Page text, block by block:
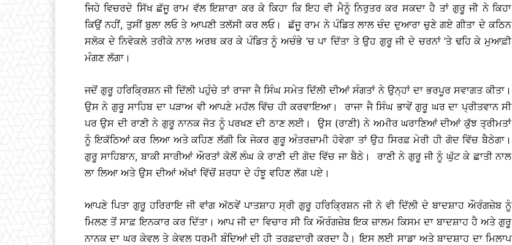
ਜਿਹੇ ਵਿਚਰਦੇ ਸਿੱਖ ਛੱਜੂ ਰਾਮ ਵੱਲ ਇਸ਼ਾਰਾ ਕਰ ਕੇ ਕਿਹਾ ਕਿ ਇਹ ਵੀ ਮੈਨੂੰ ਨਿਰੁਤਰ ਕਰ ਸਕਦਾ ਹੈ ਤਾਂ ਗੁਰੂ ਜੀ ਨੇ ਕਿਹਾ
ਕਿਉਂ ਨਹੀਂ, ਤੁਸੀਂ ਬੁਲਾ ਲਓ ਤੇ ਆਪਣੀ ਤਲੱਸੀ ਕਰ ਲਓ। ਛੱਜੂ ਰਾਮ ਨੇ ਪੰਡਿਤ ਲਾਲ ਚੰਦ ਦੁਆਰਾ ਚੁਣੇ ਗਏ ਗੀਤਾ ਦੇ ਕਠਿਨ
ਸਲੋਕ ਦੇ ਨਿਵੇਕਲੇ ਤਰੀਕੇ ਨਾਲ ਅਰਥ ਕਰ ਕੇ ਪੰਡਿਤ ਨੂੰ ਅਚੰਭੇ ’ਚ ਪਾ ਦਿੱਤਾ ਤੇ ਉਹ ਗੁਰੂ ਜੀ ਦੇ ਚਰਨਾਂ ’ਤੇ ਢਹਿ ਕੇ ਮੁਆਫ਼ੀ
ਮੰਗਣ ਲੱਗਾ।
ਜਦੋਂ ਗੁਰੂ ਹਰਿਕ੍ਰਿਸ਼ਨ ਜੀ ਦਿੱਲੀ ਪਹੁੰਚੇ ਤਾਂ ਰਾਜਾ ਜੈ ਸਿੰਘ ਸਮੇਤ ਦਿੱਲੀ ਦੀਆਂ ਸੰਗਤਾਂ ਨੇ ਉਨ੍ਹਾਂ ਦਾ ਭਰਪੂਰ ਸਵਾਗਤ ਕੀਤਾ।
ਉਸ ਨੇ ਗੁਰੂ ਸਾਹਿਬ ਦਾ ਪੜਾਅ ਵੀ ਆਪਣੇ ਮਹੱਲ ਵਿੱਚ ਹੀ ਕਰਵਾਇਆ। ਰਾਜਾ ਜੈ ਸਿੰਘ ਭਾਵੇਂ ਗੁਰੂ ਘਰ ਦਾ ਪ੍ਰੀਤਵਾਨ ਸੀ
ਪਰ ਉਸ ਦੀ ਰਾਣੀ ਨੇ ਗੁਰੂ ਨਾਨਕ ਜੋਤ ਨੂੰ ਪਰਖਣ ਦੀ ਠਾਣ ਲਈ। ਉਸ (ਰਾਣੀ) ਨੇ ਅਮੀਰ ਘਰਾਣਿਆਂ ਦੀਆਂ ਕੁੱਝ ਤ੍ਰੀਮਤਾਂ
ਨੂੰ ਇਕੱਠਿਆਂ ਕਰ ਲਿਆ ਅਤੇ ਕਹਿਣ ਲੱਗੀ ਕਿ ਜੇਕਰ ਗੁਰੂ ਅੰਤਰਜ਼ਾਮੀ ਹੋਵੇਗਾ ਤਾਂ ਉਹ ਸਿਰਫ਼ ਮੇਰੀ ਹੀ ਗੋਦ ਵਿੱਚ ਬੈਠੇਗਾ।
ਗੁਰੂ ਸਾਹਿਬਾਨ, ਬਾਕੀ ਸਾਰੀਆਂ ਔਰਤਾਂ ਕੋਲੋਂ ਲੰਘ ਕੇ ਰਾਣੀ ਦੀ ਗੋਦ ਵਿੱਚ ਜਾ ਬੈਠੇ। ਰਾਣੀ ਨੇ ਗੁਰੂ ਜੀ ਨੂੰ ਘੁੱਟ ਕੇ ਛਾਤੀ ਨਾਲ
ਲਾ ਲਿਆ ਅਤੇ ਉਸ ਦੀਆਂ ਅੱਖਾਂ ਵਿੱਚੋਂ ਸ਼ਰਧਾ ਦੇ ਹੰਝੂ ਵਹਿਣ ਲੱਗ ਪਏ।
ਆਪਣੇ ਪਿਤਾ ਗੁਰੂ ਹਰਿਰਾਇ ਜੀ ਵਾਂਗ ਅੱਠਵੇਂ ਪਾਤਸ਼ਾਹ ਸ੍ਰੀ ਗੁਰੂ ਹਰਿਕ੍ਰਿਸ਼ਨ ਜੀ ਨੇ ਵੀ ਦਿੱਲੀ ਦੇ ਬਾਦਸ਼ਾਹ ਔਰੰਗਜ਼ੇਬ ਨੂੰ
ਮਿਲਣ ਤੋਂ ਸਾਫ਼ ਇਨਕਾਰ ਕਰ ਦਿੱਤਾ। ਆਪ ਜੀ ਦਾ ਵਿਚਾਰ ਸੀ ਕਿ ਔਰੰਗਜ਼ੇਬ ਇਕ ਜ਼ਾਲਮ ਕਿਸਮ ਦਾ ਬਾਦਸ਼ਾਹ ਹੈ ਅਤੇ ਗੁਰੂ
ਨਾਨਕ ਦਾ ਘਰ ਕੇਵਲ ਤੇ ਕੇਵਲ ਧਰਮੀ ਬੰਦਿਆਂ ਦੀ ਹੀ ਤਰਫ਼ਦਾਰੀ ਕਰਦਾ ਹੈ। ਇਸ ਲਈ ਸਾਡਾ ਅਤੇ ਬਾਦਸ਼ਾਹ ਦਾ ਮਿਲਾਪ